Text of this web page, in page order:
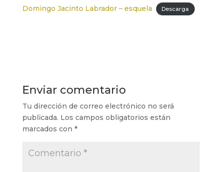
Domingo Jacinto Labrador – esquela Descarga
Enviar comentario
Tu dirección de correo electrónico no será
publicada. Los campos obligatorios están
marcados con *